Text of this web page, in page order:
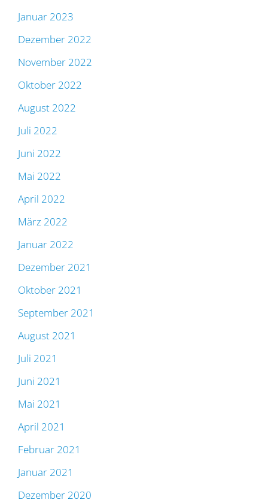
Januar 2023
Dezember 2022
November 2022
Oktober 2022
August 2022
Juli 2022
Juni 2022
Mai 2022
April 2022
März 2022
Januar 2022
Dezember 2021
Oktober 2021
September 2021
August 2021
Juli 2021
Juni 2021
Mai 2021
April 2021
Februar 2021
Januar 2021
Dezember 2020